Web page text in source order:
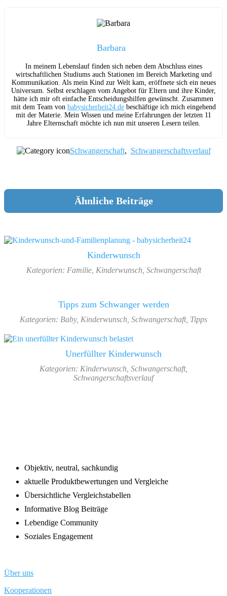
Barbara
In meinem Lebenslauf finden sich neben dem Abschluss eines
wirtschaftlichen Studiums auch Stationen im Bereich Marketing und
Kommunikation. Als mein Kind zur Welt kam, eröffnete sich ein neues
Universum. Selbst erschlagen vom Angebot für Eltern und ihre Kinder,
hätte ich mir oft einfache Entscheidungshilfen gewünscht. Zusammen
mit dem Team von babysicherheit24.de beschäftige ich mich eingehend
mit der Materie. Mein Wissen und meine Erfahrungen der letzten 11
Jahre Elternschaft möchte ich nun mit unseren Lesern teilen.
Schwangerschaft, Schwangerschaftsverlauf
Ähnliche Beiträge
Kinderwunsch
Kategorien: Familie, Kinderwunsch Schwangerschaft
Tipps zum Schwanger werden
Kategorien: Baby, Kinderwunsch Schwangerschaft, Tipps
Unerfüllter Kinderwunsch
Kategorien: Kinderwunsch Schwangerschaft,
Schwangerschaftsverlauf
Objektiv, neutral, sachkundig
aktuelle Produktbewertungen und Vergleiche
Übersichtliche Vergleichstabellen
Informative Blog Beiträge
Lebendige Community
Soziales Engagement
Über uns
Kooperationen